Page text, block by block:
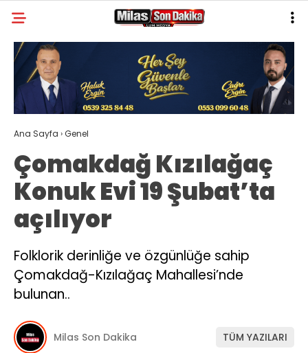
31.1
GALERİ YAZARLAR
MILAS
MUĞLA’DAN
ASAYIŞ
GÜNDEM
EKONOMI
SPOR
VEFAT
İLETIŞIM
Ana Sayfa ›Genel
Çomakdağ Kızılağaç
Konuk Evi 19 Şubat’ta
açılıyor
Folklorik derinliğe ve özgünlüğe sahip
Çomakdağ-Kızılağaç Mahallesi’nde
bulunan..
Milas Son Dakika TÜM YAZILARI